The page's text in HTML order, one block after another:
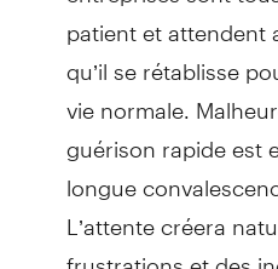
patient et attendent
qu’il se rétablisse
vie normale.
guérison rapide est
longue
L’attente créera
frustrations et des